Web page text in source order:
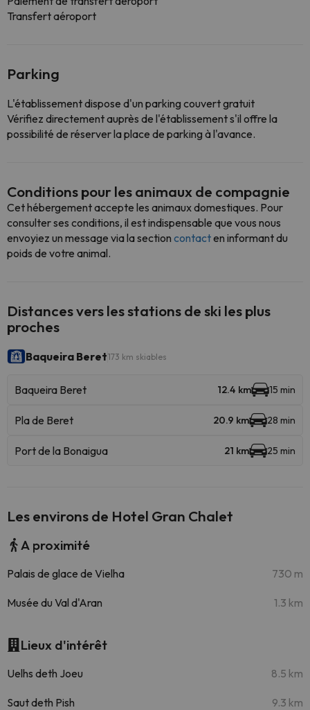
Transfert aéroport
Parking
L'établissement dispose d'un parking couvert gratuit
Vérifiez directement auprès de l'établissement s'il offre la
possibilité de réserver la place de parking à l'avance.
Conditions pour les animaux de compagnie
Cet hébergement accepte les animaux domestiques. Pour
consulter ses conditions, il est indispensable que vous nous
envoyiez un message via la section contacten informant du
poids de votre animal.
Distances vers les stations de ski les plus
proches
Baqueira Beret173 km skiables
Baqueira Beret 12.4 km 15 min
Pla de Beret 20.9 km 28 min
Port de la Bonaigua 21 km 25 min
Les environs de Hotel Gran Chalet
A proximité
Palais de glace de Vielha 730 m
Musée du Val d'Aran 1.3 km
Lieux d'intérêt
Uelhs deth Joeu 8.5 km
Saut deth Pish 9.3 km